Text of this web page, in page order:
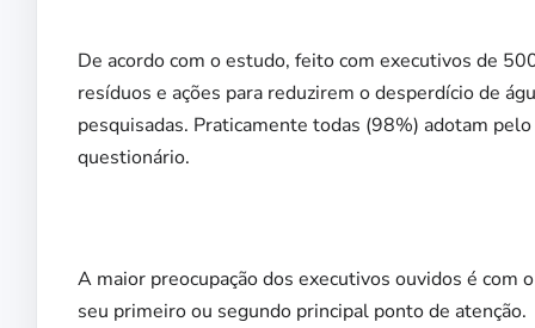
De acordo com o estudo, feito com executivos de
resíduos e ações para reduzirem o desperdício de
pesquisadas. Praticamente todas (98%) adotam
questionário.
A maior preocupação dos executivos ouvidos é com
seu primeiro ou segundo principal ponto de atenção.